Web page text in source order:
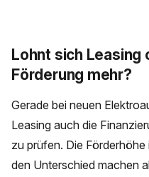
Lohnt sich Leasing
Förderung mehr?
Gerade bei neuen
Leasing auch die
zu prüfen. Die
den Unterschied machen